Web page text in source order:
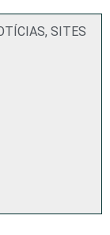
, SITES